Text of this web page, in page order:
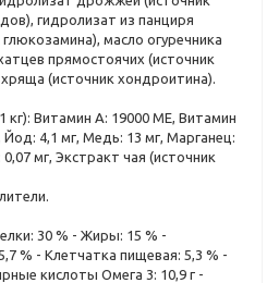
гидролизат из панциря
масло огуречника
прямостоячих (источник
(источник хондроитина).
Витамин A: 19000 ME, Витамин
Йод: 4,1 мг, Медь: 13 мг, Марганец:
мг, Экстракт чая (источник
30 % - Жиры: 15 % -
% - Клетчатка пищевая: 5,3 % -
кислоты Омега 3: 10,9 г -